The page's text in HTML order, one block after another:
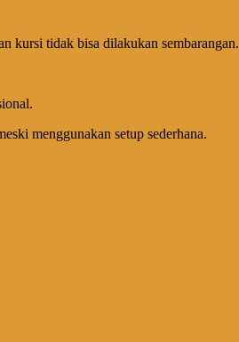
kursi tidak bisa dilakukan sembarangan.
menggunakan setup sederhana.